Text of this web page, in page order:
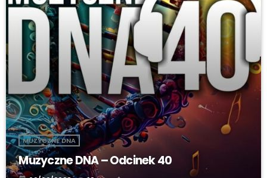
MUZYCZNE DNA
Muzyczne DNA – Odcinek 40